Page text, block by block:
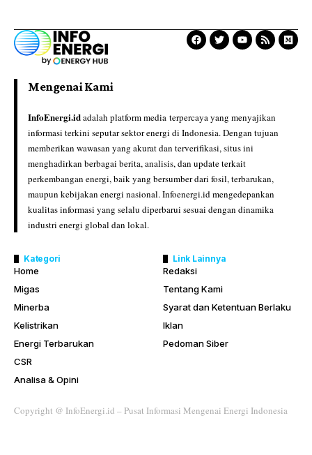
Mengenai Kami
InfoEnergi.idadalah platform media terpercaya yang menyajikan
informasi terkini seputar sektor energi di Indonesia. Dengan tujuan
memberikan wawasan yang akurat dan terverifikasi, situs ini
menghadirkan berbagai berita, analisis, dan update terkait
perkembangan energi, baik yang bersumber dari fosil, terbarukan,
maupun kebijakan energi nasional. Infoenergi.id mengedepankan
kualitas informasi yang selalu diperbarui sesuai dengan dinamika
industri energi global dan lokal.
Kategori
Home
Migas
Minerba
Kelistrikan
Energi Terbarukan
CSR
Analisa & Opini
Link Lainnya
Redaksi
Tentang Kami
Syarat dan Ketentuan Berlaku
Iklan
Pedoman Siber
Copyright @ InfoEnergi.id – Pusat Informasi Mengenai Energi Indonesia